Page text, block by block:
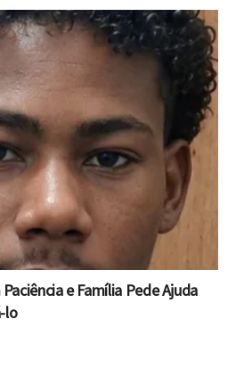
e Família Pede Ajuda
lo